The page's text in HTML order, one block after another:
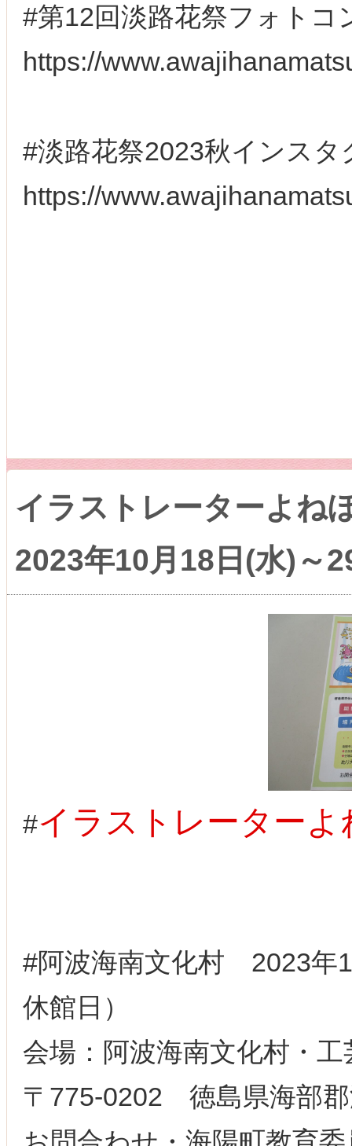
#第12回淡路花祭フォトコ
https://
#淡路花祭2023秋インス
https://
イラストレーターよ
2023年10月18日(水)～
#イラストレーターよ
#阿波海南文化村 2023年
休館日）
会場：阿波海南文化村・
〒775-0202 徳島県海部